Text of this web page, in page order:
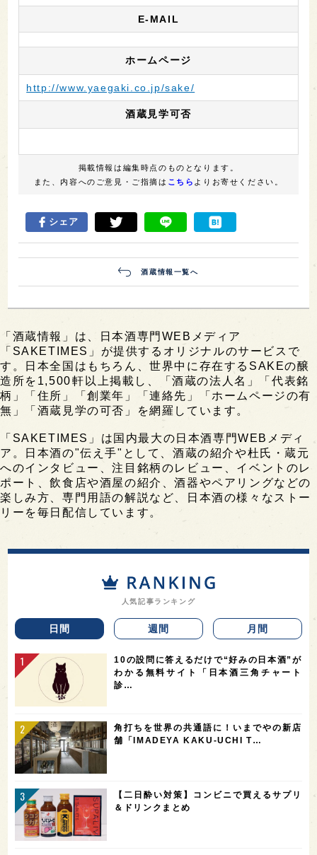
E-MAIL
ホームページ
http://www.yaegaki.co.jp/sake/
酒蔵見学可否
掲載情報は編集時点のものとなります。
また、内容へのご意見・ご指摘は こちら よりお寄せください。
シェア
酒蔵情報一覧へ
「酒蔵情報」は、日本酒専門WEBメディア
「SAKETIMES」が提供するオリジナルのサービスで
す。日本全国はもちろん、世界中に存在するSAKEの醸
造所を1,500軒以上掲載し、「酒蔵の法人名」「代表銘
柄」「住所」「創業年」「連絡先」「ホームページの有
無」「酒蔵見学の可否」を網羅しています。
「SAKETIMES」は国内最大の日本酒専門WEBメディ
ア。日本酒の"伝え手"として、酒蔵の紹介や杜氏・蔵元
へのインタビュー、注目銘柄のレビュー、イベントのレ
ポート、飲食店や酒屋の紹介、酒器やペアリングなどの
楽しみ方、専門用語の解説など、日本酒の様々なストー
リーを毎日配信しています。
人気記事ランキング
日間 週間 月間
10の設問に答えるだけで“好みの日本酒”が
わかる無料サイト「日本酒三角チャート
診…
角打ちを世界の共通語に！いまでやの新店
舗「IMADEYA KAKU-UCHI T…
【二日酔い対策】コンビニで買えるサプリ
＆ドリンクまとめ